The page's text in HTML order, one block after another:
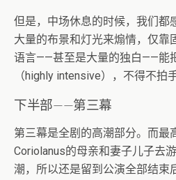
但是，中场休息的时候，我们都
大量的布景和灯光来煽情，仅靠
语言——甚至是大量的独白——能
（highly intensive），不得不拍
下半部——第三幕
第三幕是全剧的高潮部分。而最
Coriolanus的母亲和妻子儿子去
潮，所以还是留到公演全部结束